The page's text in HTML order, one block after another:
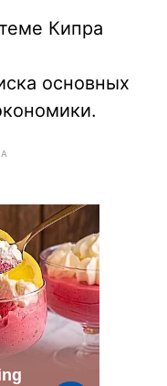
Кипра
основных